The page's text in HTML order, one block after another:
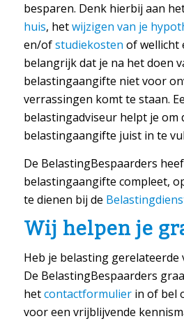
besparen. Denk hierbij aan
huis, hetwijzigen van je
en/ofstudiekosten of wellicht
belangrijk dat je na het doen
belastingaangifte niet voor
verrassingen komt te staan.
belastingadviseur helpt je om
belastingaangifte juist in te
De BelastingBespaarders
belastingaangifte compleet,
te dienen bij de
Wij helpen je
Heb je belasting gerelateerde
De BelastingBespaarders
hetcontactformulierin of bel
voor een vrijblijvende